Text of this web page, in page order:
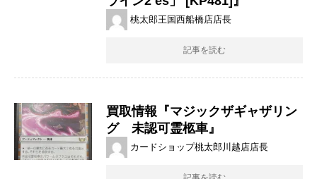
桃太郎王国西船橋店店長
記事を読む
買取情報『マジックザギャザリン
グ 未認可霊柩車』
カードショップ桃太郎川越店店長